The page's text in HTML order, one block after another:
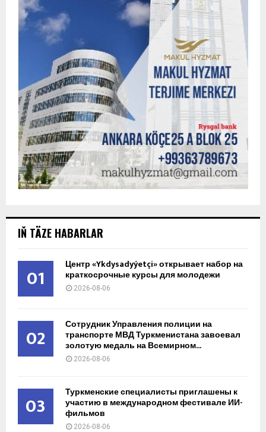
IŇ TÄZE HABARLAR
01 Центр «Ykdysadyýetçi» открывает набор на
краткосрочные курсы для молодежи
2026-08-06
02 Сотрудник Управления полиции на
транспорте МВД Туркменистана завоевал
золотую медаль на Всемирном...
2026-08-06
03 Туркменские специалисты приглашены к
участию в международном фестивале ИИ-
фильмов
2026-08-06